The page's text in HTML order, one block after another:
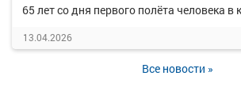
65 лет со дня первого полёта человека в
13.04.2026
Все новости »